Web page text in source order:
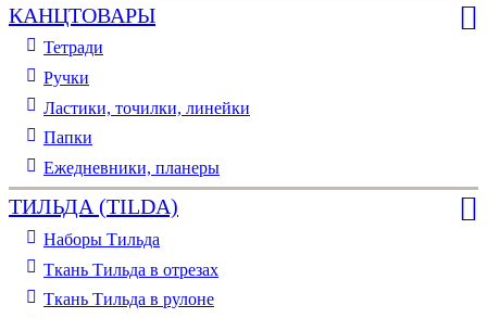
КАНЦТОВАРЫ
Тетради
Ручки
Ластики, точилки, линейки
Папки
Ежедневники, планеры
ТИЛЬДА (TILDA)
Наборы Тильда
Ткань Тильда в отрезах
Ткань Тильда в рулоне